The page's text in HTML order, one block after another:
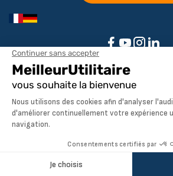
Aménagements par marque
Aménagement Peugeot Partner
Aménagement Peugeot Expert
Aménagement Citroen
Aménagement Ford Transit
Notre société
À propos de MeilleurUtilitaire
Pays de livraison
Dimensions utilitaires